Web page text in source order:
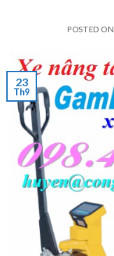
POSTED ON
23
Th9